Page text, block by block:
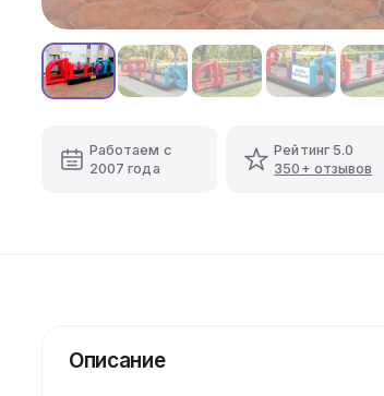
Работаем с
2007 года
Рейтинг 5.0
350+ отзывов
Описание